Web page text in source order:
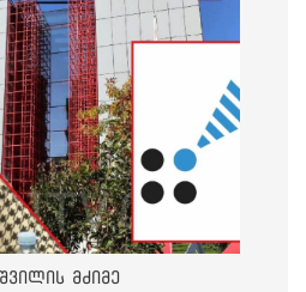
მძიმე